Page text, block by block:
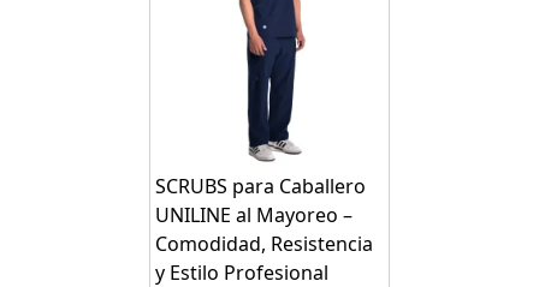
SCRUBS para Caballero
UNILINE al Mayoreo –
Comodidad, Resistencia
y Estilo Profesional